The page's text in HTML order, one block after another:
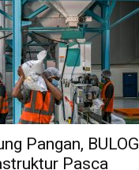
Pangan, BULOG
Pasca